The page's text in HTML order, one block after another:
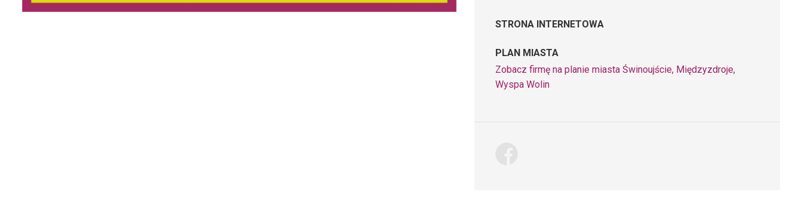
STRONA INTERNETOWA
PLAN MIASTA
Zobacz firmę na planie miasta Świnoujście, Międzyzdroje,
Wyspa Wolin